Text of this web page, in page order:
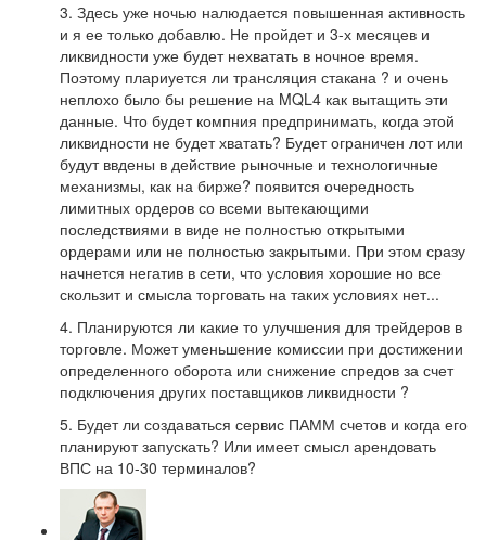
3. Здесь уже ночью налюдается повышенная активность
и я ее только добавлю. Не пройдет и 3-х месяцев и
ликвидности уже будет нехватать в ночное время.
Поэтому плариуется ли трансляция стакана ? и очень
неплохо было бы решение на MQL4 как вытащить эти
данные. Что будет компния предпринимать, когда этой
ликвидности не будет хватать? Будет ограничен лот или
будут ввдены в действие рыночные и технологичные
механизмы, как на бирже? появится очередность
лимитных ордеров со всеми вытекающими
последствиями в виде не полностью открытыми
ордерами или не полностью закрытыми. При этом сразу
начнется негатив в сети, что условия хорошие но все
скользит и смысла торговать на таких условиях нет...
4. Планируются ли какие то улучшения для трейдеров в
торговле. Может уменьшение комиссии при достижении
определенного оборота или снижение спредов за счет
подключения других поставщиков ликвидности ?
5. Будет ли создаваться сервис ПАММ счетов и когда его
планируют запускать? Или имеет смысл арендовать
ВПС на 10-30 терминалов?